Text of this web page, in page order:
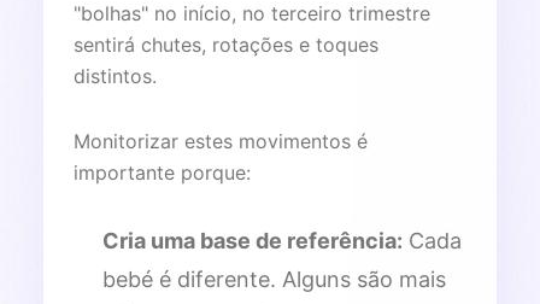
"bolhas" no início, no terceiro trimestre
sentirá chutes, rotações e toques
distintos.
Monitorizar estes movimentos é
importante porque:
Cria uma base de referência: Cada
bebé é diferente. Alguns são mais